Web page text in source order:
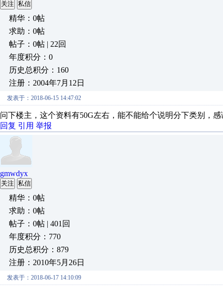
关注 私信
精华：0帖
求助：0帖
帖子：0帖 | 22回
年度积分：0
历史总积分：160
注册：2004年7月12日
发表于：2018-06-15 14:47:02
问下楼主，这个资料有50G左右，能不能给个说明分下类别，
回复 引用 举报
gmwdyx
关注 私信
精华：0帖
求助：0帖
帖子：0帖 | 401回
年度积分：770
历史总积分：879
注册：2010年5月26日
发表于：2018-06-17 14:10:09